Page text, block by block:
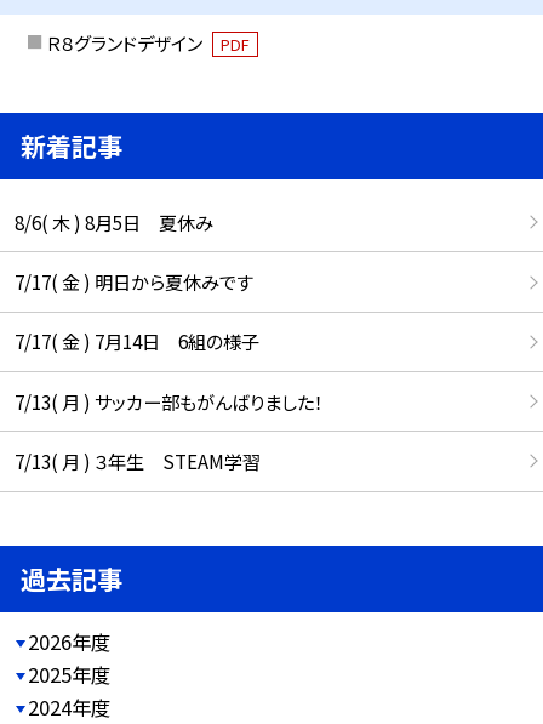
Ｒ８グランドデザイン PDF
新着記事
8/6( 木 ) 8月5日 夏休み
7/17( 金 ) 明日から夏休みです
7/17( 金 ) 7月14日 6組の様子
7/13( 月 ) サッカー部もがんばりました！
7/13( 月 ) ３年生 STEAM学習
過去記事
2026年度
2025年度
2024年度